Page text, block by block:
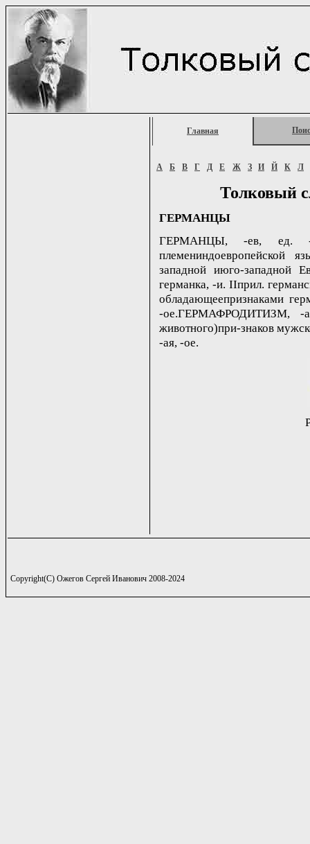
Главная
А Б В Г Д Е Ж З И Й К Л
Толковый
ГЕРМАНЦЫ
ГЕРМАНЦЫ, -ев, ед. -
племениндоевропейской
западной июго-
германка, -и. IIприл.
обладающеепризнаками
-ое.ГЕРМАФРОДИТИЗМ, -
животного)при-знаков
-ая, -ое.
Copyright(C) Ожегов Сергей Иванович 2008-2024